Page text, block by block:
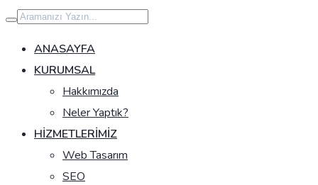
İçeriğe
geç
ANASAYFA
KURUMSAL
Hakkımızda
Neler Yaptık?
HIZMETLERIMIZ
Web Tasarım
SEO